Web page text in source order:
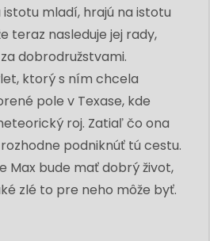
mladí, hrajú na istotu
teraz nasleduje jej rady,
dobrodružstvami.
ktorý s ním chcela
pole v Texase, kde
roj. Zatiaľ čo ona
podniknúť tú cestu.
Max bude mať dobrý život,
zlé to pre neho môže byť.